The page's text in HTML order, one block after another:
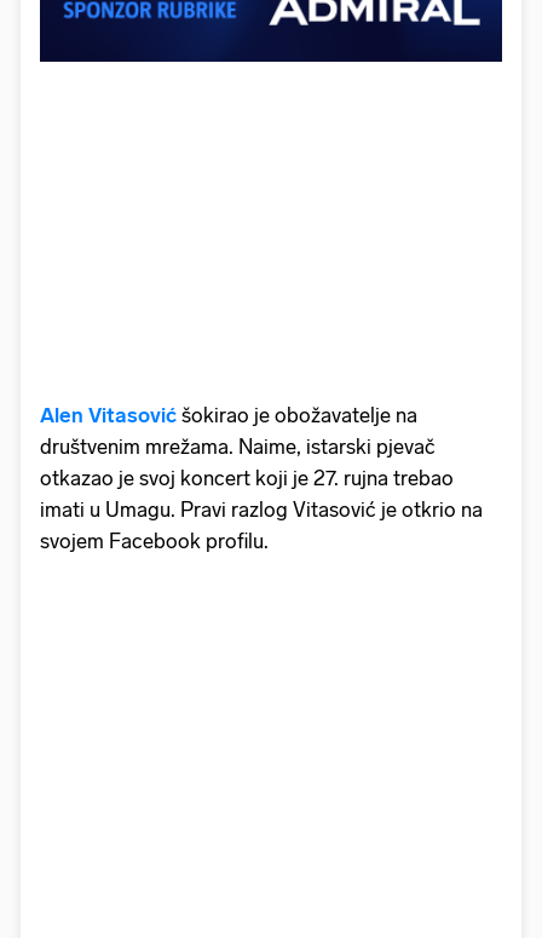
Alen Vitasović šokirao je obožavatelje na
društvenim mrežama. Naime, istarski pjevač
otkazao je svoj koncert koji je 27. rujna trebao
imati u Umagu. Pravi razlog Vitasović je otkrio na
svojem Facebook profilu.